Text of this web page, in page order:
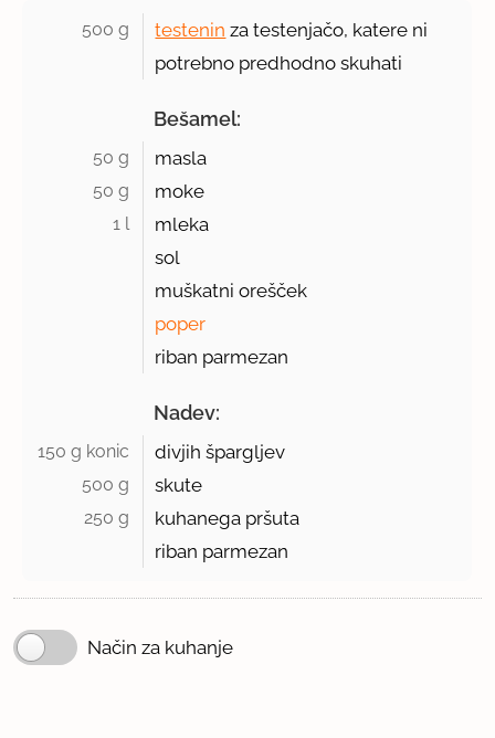
500 g testenin za testenjačo, katere ni
potrebno predhodno skuhati
Bešamel:
50 g masla
50 g moke
1 l
mleka
sol
muškatni orešček
poper
riban parmezan
Nadev:
150 g konic divjih špargljev
500 g skute
250 g
kuhanega pršuta
riban parmezan
Način za kuhanje